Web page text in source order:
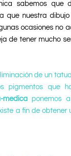
sabemos que
que nuestra
ocasiones no
de tener mucho
de un
pigmentos que
medica ponemos
a fin de obtener